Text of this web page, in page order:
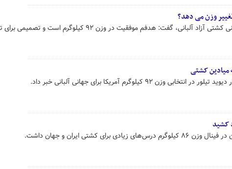
وزن می دهد؟
نماینده کشورمان در رقابت جهانی کشتی آزاد آلبانی، گفت: هدفم موفقیت در وزن ۹۲
میادین کشتی
۹۲ کیلوگرم آمریکا برای جهانی آلبانی خبر داد.
کشید
برای کشتی ایران و جهان داشت.